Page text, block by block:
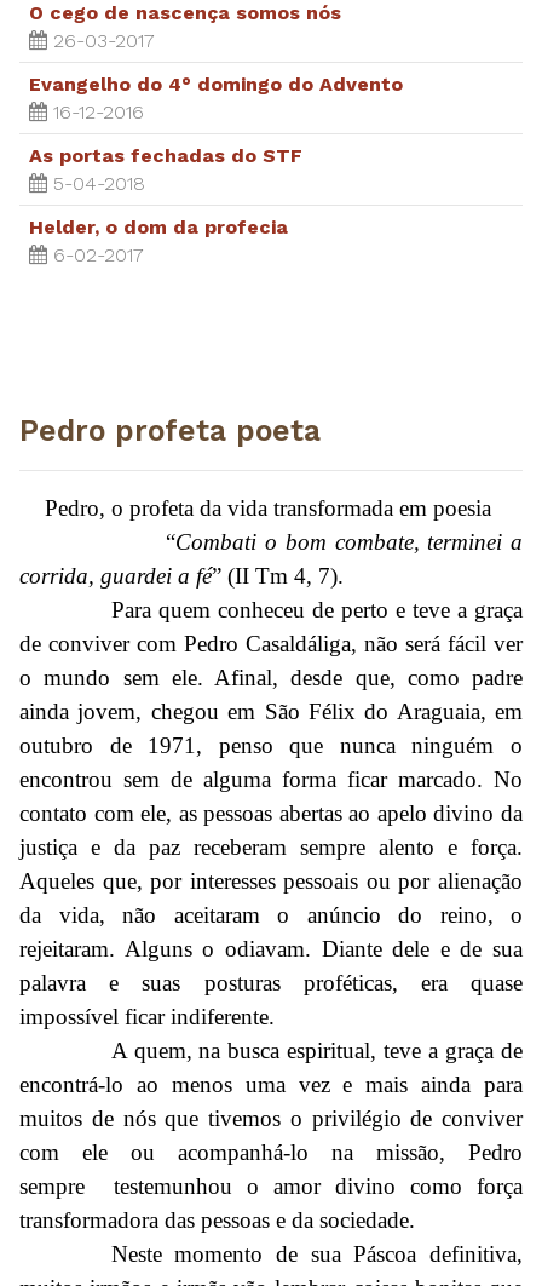
O cego de nascença somos nós
26-03-2017
Evangelho do 4° domingo do Advento
16-12-2016
As portas fechadas do STF
5-04-2018
Helder, o dom da profecia
6-02-2017
Pedro profeta poeta
Pedro, o profeta da vida transformada em poesia
“Combati o bom combate, terminei a
corrida, guardei a fé” (II Tm 4, 7).
Para quem conheceu de perto e teve a graça
de conviver com Pedro Casaldáliga, não será fácil ver
o mundo sem ele. Afinal, desde que, como padre
ainda jovem, chegou em São Félix do Araguaia, em
outubro de 1971, penso que nunca ninguém o
encontrou sem de alguma forma ficar marcado. No
contato com ele, as pessoas abertas ao apelo divino da
justiça e da paz receberam sempre alento e força.
Aqueles que, por interesses pessoais ou por alienação
da vida, não aceitaram o anúncio do reino, o
rejeitaram. Alguns o odiavam. Diante dele e de sua
palavra e suas posturas proféticas, era quase
impossível ficar indiferente.
A quem, na busca espiritual, teve a graça de
encontrá-lo ao menos uma vez e mais ainda para
muitos de nós que tivemos o privilégio de conviver
com ele ou acompanhá-lo na missão, Pedro
sempre testemunhou o amor divino como força
transformadora das pessoas e da sociedade.
Neste momento de sua Páscoa definitiva,